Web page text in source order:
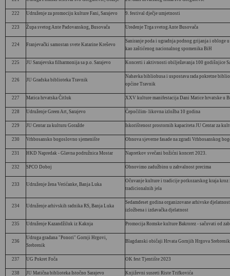
222 Udruženje za promociju kulture Fani, Sarajevo 9. festival dječje umjetnosti
223 Župa svetog Ante Padovanskog, Busovača Uređenje Trga svetog Ante Busovača
224 Franjevački samostan svete Katarine Kreševo
Saniranje poda i ugradnja podnog grijanja i obloge
kao zaštićenog nacionalnog spomenika BiH
225 JU Sarajevska filharmonija sa p.o. Sarajevo Koncerti i aktivnosti obilježavanja 100 godišnjice
226 JU Gradska biblioteka Travnik
Nabavka bibliobusa i uspostava rada pokretne
općine Travnik
227 Matica hrvatska Čitluk XXV kulture manifestacija Dani Matice hrvatske u
228 Udruženje Green Art, Sarajevo Čepoćilim- likovna izložba 10 godina
229 JU Centar za kulturu Goražde Iskorištenost prostornih kapaciteta JU Centar za
230 Vrhbosansko bogoslovno sjemenište Obnova sjeverne fasade na zgradi Vrhbosanskog
231 HKD Napredak - Glavna podružnica Mostar Napretkov svečani božićni koncert 2023.
232 SPCO Doboj Obnovimo zadužbinu u zahvalnost precima
233 Udruženje žena Verićanke, Banja Luka
Očuvanje kulture i tradicije potkozarskog kraja kroz
tradicionalnih jela
234 Udruženje arhivskih radnika RS, Banja Luka
Sedamdeset godina organizovane arhivske
izložbena i izdavačka djelatnost
235 Udruženje Kazandžiluk iz Kaknja Promocija Romske kulture Bakrorez - sačuvati od
236
Udruga građana "Ponori" Gornji Hrgovi,
Srebrenik
Blagdanski običaji Hrvata Gornjih Hrgova
237 UG Pokret Foča OK fest Tjentište 2023
238 JU Matična biblioteka Istočno Sarajevo Književni susreti Riste Trifkovića